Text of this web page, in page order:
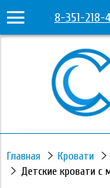
8-351-218-
Главная Кровати
Детские кровати с